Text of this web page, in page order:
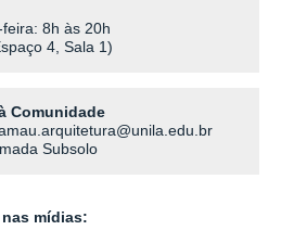
8h às 20h
4, Sala 1)
Comunidade
Subsolo
mídias: